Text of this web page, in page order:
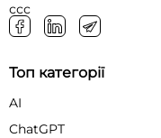
ссс
Топ категорії
AI
ChatGPT